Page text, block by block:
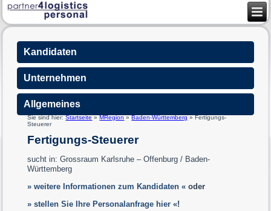
Kandidaten
Unternehmen
Allgemeines
Sie sind hier:Startseite » MRegion » Baden-Württemberg » Fertigungs-
Steuerer
Fertigungs-Steuerer
sucht in: Grossraum Karlsruhe – Offenburg / Baden-
Württemberg
» weitere Informationen zum Kandidaten « oder
» stellen Sie Ihre Personalanfrage hier «!